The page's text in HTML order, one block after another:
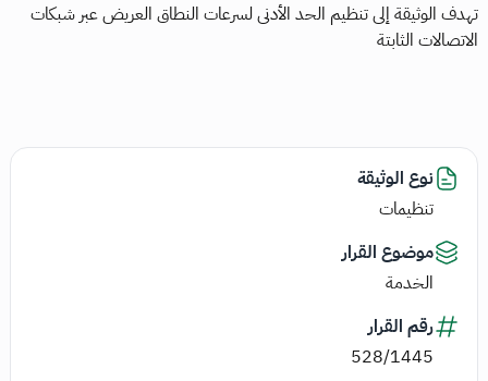
تهدف الوثيقة إلى تنظيم الحد الأدنى لسرعات النطاق العريض عبر شبكات
الاتصالات الثابتة
نوع الوثيقة
تنظيمات
موضوع القرار
الخدمة
رقم القرار
528/1445